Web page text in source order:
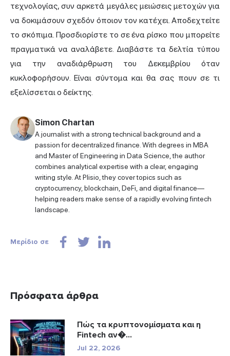
τεχνολογίας, συν αρκετά μεγάλες μειώσεις μετοχών για
να δοκιμάσουν σχεδόν όποιον τον κατέχει. Αποδεχτείτε
το σκόπιμα. Προσδιορίστε το σε ένα ρίσκο που μπορείτε
πραγματικά να αναλάβετε. Διαβάστε τα δελτία τύπου
για την αναδιάρθρωση του Δεκεμβρίου όταν
κυκλοφορήσουν. Είναι σύντομα και θα σας πουν σε τι
εξελίσσεται ο δείκτης.
Simon Chartan
A journalist with a strong technical background and a
passion for decentralized finance. With degrees in MBA
and Master of Engineering in Data Science, the author
combines analytical expertise with a clear, engaging
writing style. At Plisio, they cover topics such as
cryptocurrency, blockchain, DeFi, and digital finance—
helping readers make sense of a rapidly evolving fintech
landscape.
Μερίδιο σε
Πρόσφατα άρθρα
Πώς τα κρυπτονομίσματα και η
Fintech αν�...
Jul 22, 2026